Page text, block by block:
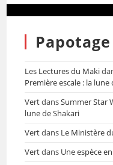
Papotage
Les Lectures du Maki
Première escale : la lune
VertdansSummer Star
lune de Shakari
Vertdans Le Ministère
Vertdans Une espèce